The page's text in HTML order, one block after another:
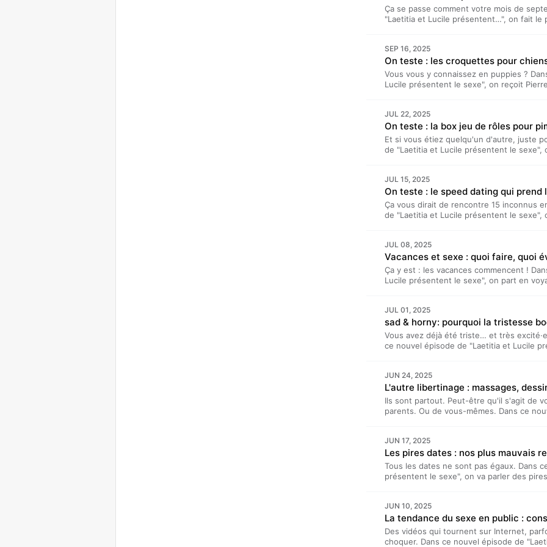
Reboulleau, et réalisé par Benjamin
acast.com/privacy pour plus
Ça se passe comment votre mois de
"Laetitia et Lucile présentent…", on fait le
est un podcast hebdomadaire produit par
Bellan et Laetitia Reboulleau, et réalisé
Acast. Visitez acast.com/privacy pour
SEP 16, 2025
On teste : les croquettes pour
Vous vous y connaissez en puppies ?
Lucile présentent le sexe", on reçoit
et en bonus, on vous fait gagner des
Lucile présentent…” est un podcast
présenté par Lucile Bellan et Laetitia
Hours.PS : Le podcast revient bientôt
grande nouveauté sera : des épisodes
gagner des sachets, rendez-vous sur les
Nawty Pups! Hébergé par Acast. Visitez
d'informations.
JUL 22, 2025
On teste : la box jeu de rôles pour
Et si vous étiez quelqu'un d'autre, juste
de "Laetitia et Lucile présentent le
pimenter un peu son quotidien… sans
présentent le sexe” est un podcast
est présenté par Lucile Bellan et Laetitia
Saeptem Hours.Liens importants :La box
Hébergé par Acast. Visitez acast.com/
JUL 15, 2025
On teste : le speed dating qui prend
Ça vous dirait de rencontre 15 inconnus
de "Laetitia et Lucile présentent le
seule ambition : permettre les
présentent le sexe” est un podcast
est présenté par Lucile Bellan et Laetitia
Saeptem Hours.Liens importants
de LLPLS avec Léa Hébergé par Acast.
JUL 08, 2025
Vacances et sexe : quoi faire, quoi
Ça y est : les vacances commencent !
Lucile présentent le sexe", on part en
s'amuser le plus possible pendant tout
est un podcast hebdomadaire produit par
Lucile Bellan et Laetitia Reboulleau, et
importants : L'article de l'observatoire
acast.com/privacy pour plus d'informations.
JUL 01, 2025
sad & horny: pourquoi la tristesse
Vous avez déjà été triste… et très
ce nouvel épisode de "Laetitia et Lucile
présentent le sexe” est un podcast
est présenté par Lucile Bellan et Laetitia
Saeptem Hours. Hébergé par Acast.
d'informations.
JUN 24, 2025
L'autre libertinage : massages,
Ils sont partout. Peut-être qu'il s'agit de
parents. Ou de vous-mêmes. Dans ce
De la plus simple lecture (érotique
Sexodrome (oui oui), plongée dans un
Lucile présentent le sexe” est un
#LLPLS est présenté par Lucile Bellan et
Benjamin Saeptem Hours.Le compte de
Acast. Visitez acast.com/privacy pour plus
JUN 17, 2025
Les pires dates : nos plus mauvais
Tous les dates ne sont pas égaux. Dans
présentent le sexe", on va parler des
collection de rendez-vous foireux et de
présentent le sexe” est un podcast
est présenté par Lucile Bellan et Laetitia
Saeptem Hours.L'épisode "Trigger
JUN 10, 2025
La tendance du sexe en public :
Des vidéos qui tournent sur Internet,
choquer. Dans ce nouvel épisode de